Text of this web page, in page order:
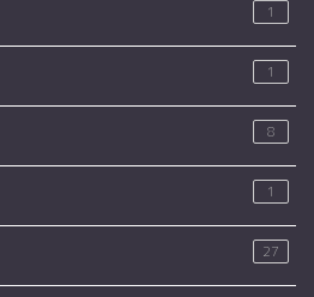
1
1
8
1
27